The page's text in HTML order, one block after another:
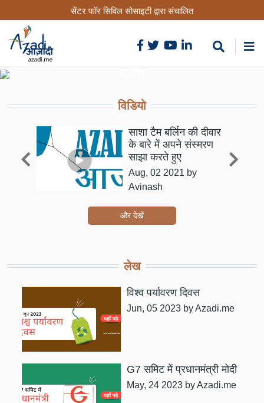
to
content
सेंटर फॉर सिविल सोसाइटी द्वारा संचालित
विडियो
साशा टैम बर्लिन की दीवार
के बारे में अपने संस्मरण
साझा करते हुए
Aug, 02 2021 by
Avinash
और देखें
लेख
विश्व पर्यावरण दिवस
Jun, 05 2023 by Azadi.me
G7 समिट में प्रधानमंत्री मोदी
May, 24 2023 by Azadi.me